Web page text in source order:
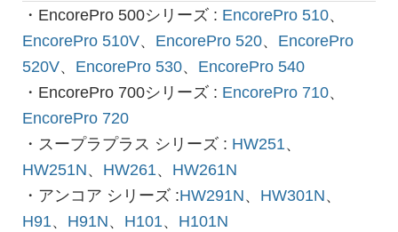
・EncorePro 500シリーズ : EncorePro 510、
EncorePro 510V、 EncorePro 520、 EncorePro
520V、 EncorePro 530、 EncorePro 540
・EncorePro 700シリーズ : EncorePro 710、
EncorePro 720
・スープラプラス シリーズ : HW251、
HW251N、 HW261、 HW261N
・アンコア シリーズ :HW291N、 HW301N、
H91、 H91N、 H101、 H101N